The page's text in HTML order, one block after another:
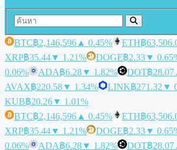
BTC฿2,146,596 ▲ 0.45% ETH฿
XRP฿35.44▼ 1.21% DOGE฿2.33▼
0.06%
ADA฿6.28▼ 1.82% DOT฿28.07
AVAX฿220.58▼ 1.34% LINK฿271.32 ▼
KUB฿20.26▼ 1.01%
BTC฿2,146,596 ▲ 0.45% ETH฿
XRP฿35.44▼ 1.21% DOGE฿2.33▼
0.06%
ADA฿6.28▼ 1.82% DOT฿28.07